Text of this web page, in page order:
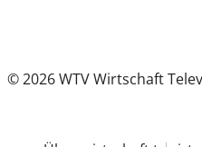
© 2026 WTV Wirtschaft